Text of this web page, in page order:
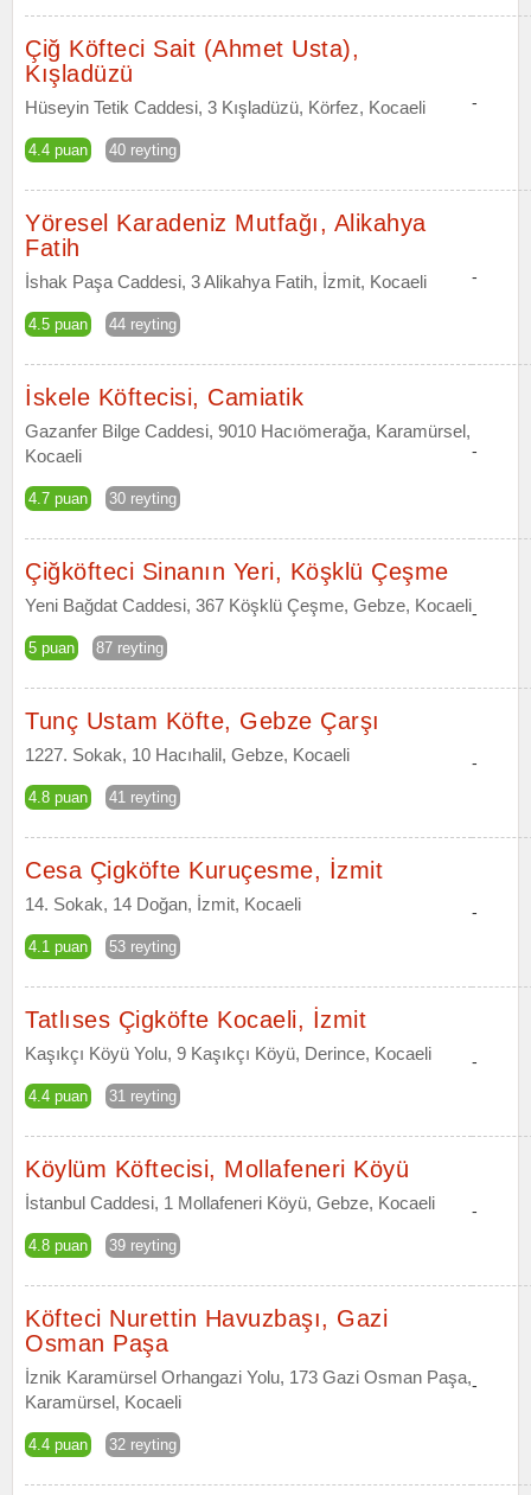
Çiğ Köfteci Sait (Ahmet Usta),
Kışladüzü
Hüseyin Tetik Caddesi, 3 Kışladüzü, Körfez, Kocaeli
4.4 puan 40 reyting
-
Yöresel Karadeniz Mutfağı, Alikahya
Fatih
İshak Paşa Caddesi, 3 Alikahya Fatih, İzmit, Kocaeli
4.5 puan 44 reyting
-
İskele Köftecisi, Camiatik
Gazanfer Bilge Caddesi, 9010 Hacıömerağa, Karamürsel,
Kocaeli
4.7 puan 30 reyting
-
Çiğköfteci Sinanın Yeri, Köşklü Çeşme
Yeni Bağdat Caddesi, 367 Köşklü Çeşme, Gebze, Kocaeli
5 puan 87 reyting
-
Tunç Ustam Köfte, Gebze Çarşı
1227. Sokak, 10 Hacıhalil, Gebze, Kocaeli
4.8 puan 41 reyting
-
Cesa Çigköfte Kuruçesme, İzmit
14. Sokak, 14 Doğan, İzmit, Kocaeli
4.1 puan 53 reyting
-
Tatlıses Çigköfte Kocaeli, İzmit
Kaşıkçı Köyü Yolu, 9 Kaşıkçı Köyü, Derince, Kocaeli
4.4 puan 31 reyting
-
Köylüm Köftecisi, Mollafeneri Köyü
İstanbul Caddesi, 1 Mollafeneri Köyü, Gebze, Kocaeli
4.8 puan 39 reyting
-
Köfteci Nurettin Havuzbaşı, Gazi
Osman Paşa
İznik Karamürsel Orhangazi Yolu, 173 Gazi Osman Paşa,
Karamürsel, Kocaeli
4.4 puan 32 reyting
-